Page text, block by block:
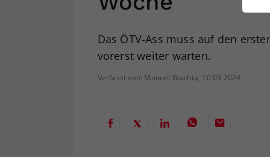
Das ÖTV-Ass muss auf den
vorerst weiter warten.
Verfasst von: Manuel Wachta, 10.03.2024